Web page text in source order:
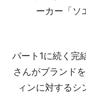
ーカー「ソ
パート1に続く完
さんがブランド
ィンに対するシ